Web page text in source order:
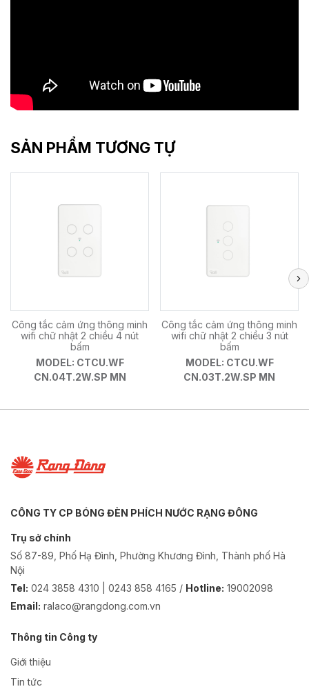
SẢN PHẨM TƯƠNG TỰ
Công tắc cảm ứng thông minh
wifi chữ nhật 2 chiều 4 nút
bấm
MODEL: CTCU.WF
CN.04T.2W.SP MN
Công tắc cảm ứng thông minh
wifi chữ nhật 2 chiều 3 nút
bấm
MODEL: CTCU.WF
CN.03T.2W.SP MN
CÔNG TY CP BÓNG ĐÈN PHÍCH NƯỚC RẠNG ĐÔNG
Trụ sở chính
Số 87-89, Phố Hạ Đình, Phường Khương Đình, Thành phố Hà
Nội
Tel: 024 3858 4310 | 0243 858 4165 / Hotline: 19002098
Email: ralaco@rangdong.com.vn
Thông tin Công ty
Giới thiệu
Tin tức